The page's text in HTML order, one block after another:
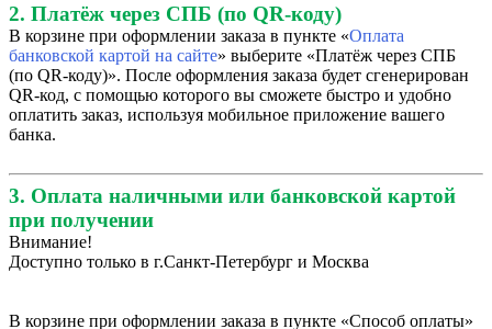
2. Платёж через СПБ (по QR-коду)
В корзине при оформлении заказа в пункте «Оплата
банковской картой на сайте» выберите «Платёж через СПБ
(по QR-коду)». После оформления заказа будет сгенерирован
QR-код, с помощью которого вы сможете быстро и удобно
оплатить заказ, используя мобильное приложение вашего
банка.
3. Оплата наличными или банковской картой
при получении
Внимание!
Доступно только в г.Санкт-Петербург и Москва
В корзине при оформлении заказа в пункте «Способ оплаты»